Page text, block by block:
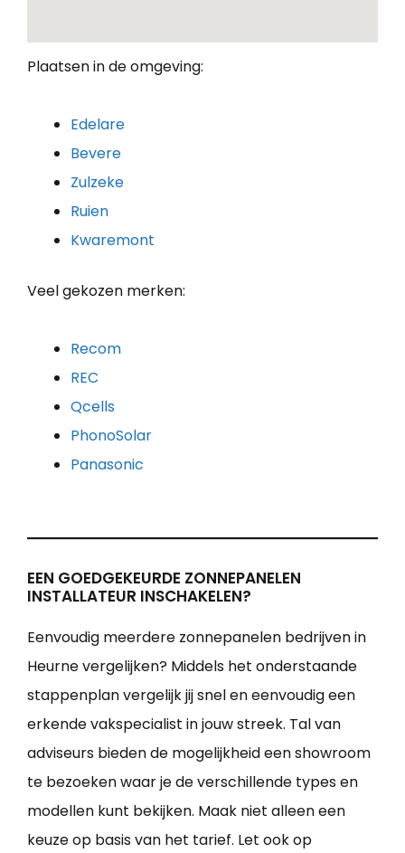
Plaatsen in de omgeving:
Edelare
Bevere
Zulzeke
Ruien
Kwaremont
Veel gekozen merken:
Recom
REC
Qcells
PhonoSolar
Panasonic
EEN GOEDGEKEURDE ZONNEPANELEN
INSTALLATEUR INSCHAKELEN?
Eenvoudig meerdere zonnepanelen bedrijven in
Heurne vergelijken? Middels het onderstaande
stappenplan vergelijk jij snel en eenvoudig een
erkende vakspecialist in jouw streek. Tal van
adviseurs bieden de mogelijkheid een showroom
te bezoeken waar je de verschillende types en
modellen kunt bekijken. Maak niet alleen een
keuze op basis van het tarief. Let ook op